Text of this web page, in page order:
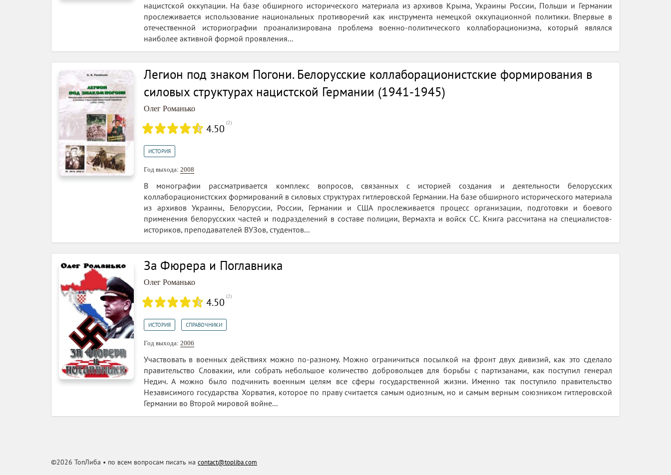
нацистской оккупации. На базе обширного исторического материала из архивов Крыма, Украины России, Польши и Германии
прослеживается использование национальных противоречий как инструмента немецкой оккупационной политики. Впервые в
отечественной историографии проанализирована проблема военно-политического коллаборационизма, который являлся
наиболее активной формой проявления...
Легион под знаком Погони. Белорусские коллаборационистские формирования в
силовых структурах нацистской Германии (1941-1945)
Олег Романько
4.50 (2)
ИСТОРИЯ
Год выхода: 2008
В монографии рассматривается комплекс вопросов, связанных с историей создания и деятельности белорусских
коллаборационистских формирований в силовых структурах гитлеровской Германии. На базе обширного исторического материала
из архивов Украины, Белоруссии, России, Германии и США прослеживается процесс организации, подготовки и боевого
применения белорусских частей и подразделений в составе полиции, Вермахта и войск СС. Книга рассчитана на специалистов-
историков, преподавателей ВУЗов, студентов...
За Фюрера и Поглавника
Олег Романько
4.50 (2)
ИСТОРИЯ СПРАВОЧНИКИ
Год выхода: 2006
Участвовать в военных действиях можно по-разному. Можно ограничиться посылкой на фронт двух дивизий, как это сделало
правительство Словакии, или собрать небольшое количество добровольцев для борьбы с партизанами, как поступил генерал
Недич. А можно было подчинить военным целям все сферы государственной жизни. Именно так поступило правительство
Независимого государства Хорватия, которое по праву считается самым одиозным, но и самым верным союзником гитлеровской
Германии во Второй мировой войне...
©2026 ТопЛиба • по всем вопросам писать на contact@topliba.com